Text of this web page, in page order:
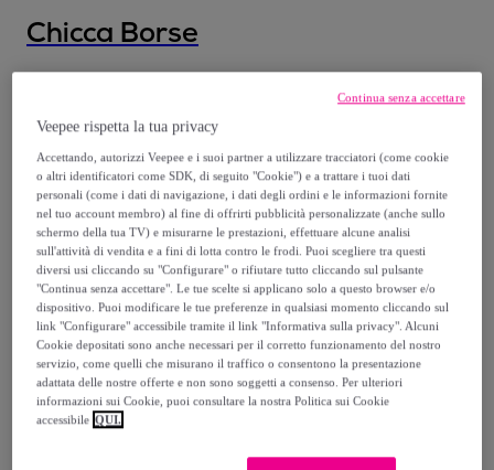
Chicca Borse
Chicca Borse Borsa a Spalla Bianco
56,90 €
279,00 €
-79%
Venduto daCTM Store Accessories
Consegna
Veepee rispetta la tua privacy
Accettando, autorizzi Veepee e i suoi partner a utilizzare tracciatori (come cookie
o altri identificatori come SDK, di seguito "Cookie") e a trattare i tuoi dati
personali (come i dati di navigazione, i dati degli ordini e le informazioni fornite
nel tuo account membro) al fine di offrirti pubblicità personalizzate (anche sullo
schermo della tua TV) e misurarne le prestazioni, effettuare alcune analisi
sull'attività di vendita e a fini di lotta contro le frodi. Puoi scegliere tra questi
diversi usi cliccando su "Configurare" o rifiutare tutto cliccando sul pulsante
"Continua senza accettare". Le tue scelte si applicano solo a questo browser e/o
dispositivo. Puoi modificare le tue preferenze in qualsiasi momento cliccando sul
link "Configurare" accessibile tramite il link "Informativa sulla privacy". Alcuni
Cookie depositati sono anche necessari per il corretto funzionamento del nostro
servizio, come quelli che misurano il traffico o consentono la presentazione
adattata delle nostre offerte e non sono soggetti a consenso. Per ulteriori
informazioni sui Cookie, puoi consultare la nostra Politica sui Cookie
accessibile QUI.
Continua senza accettare